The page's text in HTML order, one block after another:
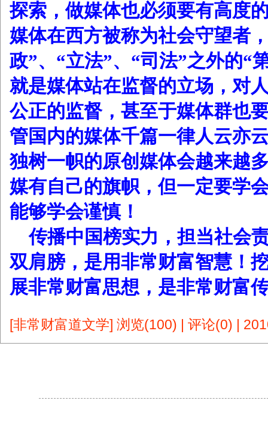
探索，做媒体也必须要有高度
媒体在西方被称为社会守望者
政”、“立法”、“司法”之外的“
就是媒体站在监督的立场，对
公正的监督，甚至于媒体群也
管国内的媒体千篇一律人云亦
独树一帜的原创媒体会越来越
媒有自己的旗帜，但一定要学
能够学会谨慎！
传播中国榜实力，担当社会
双肩膀，是用非常财富智慧！
展非常财富思想，是非常财富
[非常财富道文学] 浏览(100) | 评论(0) |